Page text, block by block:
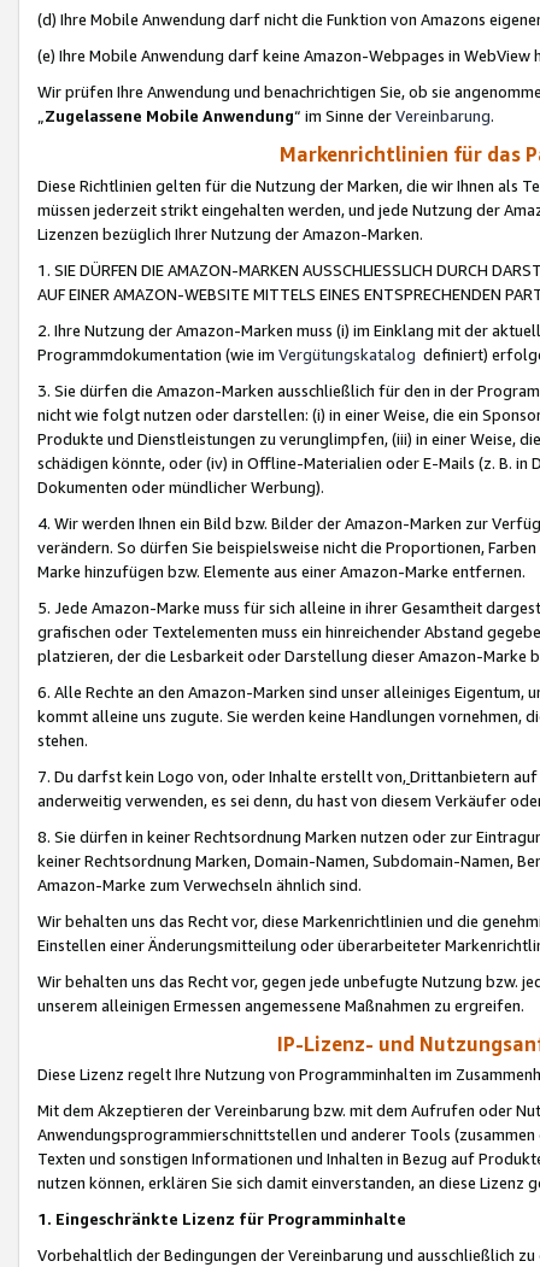
(d) Ihre Mobile Anwendung darf nicht die Funktion von Amazons
(e) Ihre Mobile Anwendung darf keine Amazon-Webpages in WebView
Wir prüfen Ihre Anwendung und benachrichtigen Sie, ob sie
„Zugelassene Mobile Anwendung“ im Sinne derVereinbarung.
Markenrichtlinien für das
Diese Richtlinien gelten für die Nutzung der Marken, die wir Ihnen als
müssen jederzeit strikt eingehalten werden, und jede Nutzung der
Lizenzen bezüglich Ihrer Nutzung der Amazon-Marken.
1. SIE DÜRFEN DIE AMAZON-MARKEN AUSSCHLIESSLICH DURCH
AUF EINER AMAZON-WEBSITE MITTELS EINES ENTSPRECHENDEN
2. Ihre Nutzung der Amazon-Marken muss (i) im Einklang mit der
Programmdokumentation (wie im Vergütungskatalog definiert)
3. Sie dürfen die Amazon-Marken ausschließlich für den in der
nicht wie folgt nutzen oder darstellen: (i) in einer Weise, die ein
Produkte und Dienstleistungen zu verunglimpfen, (iii) in einer Weise,
schädigen könnte, oder (iv) in Offline-Materialien oder E-Mails (z. B. in
Dokumenten oder mündlicher Werbung).
4. Wir werden Ihnen ein Bild bzw. Bilder der Amazon-Marken zur
verändern. So dürfen Sie beispielsweise nicht die Proportionen,
Marke hinzufügen bzw. Elemente aus einer Amazon-Marke entfernen.
5. Jede Amazon-Marke muss für sich alleine in ihrer Gesamtheit
grafischen oder Textelementen muss ein hinreichender Abstand
platzieren, der die Lesbarkeit oder Darstellung dieser Amazon-Marke
6. Alle Rechte an den Amazon-Marken sind unser alleiniges
kommt alleine uns zugute. Sie werden keine Handlungen vornehmen,
stehen.
7. Du darfst kein Logo von, oder Inhalte erstellt von,Drittanbietern auf
anderweitig verwenden, es sei denn, du hast von diesem Verkäufer
8. Sie dürfen in keiner Rechtsordnung Marken nutzen oder zur
keiner Rechtsordnung Marken, Domain-Namen, Subdomain-Namen,
Amazon-Marke zum Verwechseln ähnlich sind.
Wir behalten uns das Recht vor, diese Markenrichtlinien und die
Einstellen einer Änderungsmitteilung oder überarbeiteter
Wir behalten uns das Recht vor, gegen jede unbefugte Nutzung bzw.
unserem alleinigen Ermessen angemessene Maßnahmen zu ergreifen.
IP-Lizenz- und
Diese Lizenz regelt Ihre Nutzung von Programminhalten im
Mit dem Akzeptieren der Vereinbarung bzw. mit dem Aufrufen oder
Anwendungsprogrammierschnittstellen und anderer Tools (zusammen
Texten und sonstigen Informationen und Inhalten in Bezug auf
nutzen können, erklären Sie sich damit einverstanden, an diese Lizenz
1. Eingeschränkte Lizenz für Programminhalte
Vorbehaltlich der Bedingungen der Vereinbarung und ausschließlich